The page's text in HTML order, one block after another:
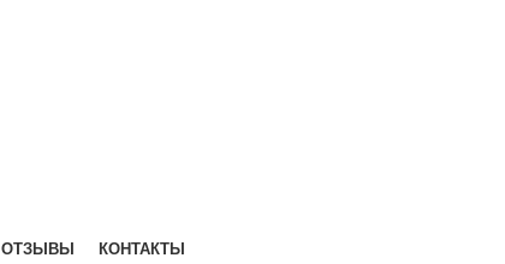
ОТЗЫВЫ КОНТАКТЫ